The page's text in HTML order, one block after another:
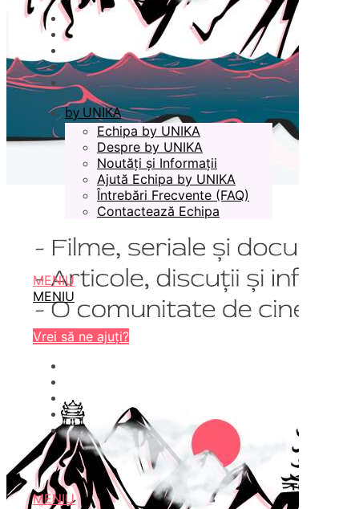
by UNIKA
Echipa by UNIKA
Despre by UNIKA
Noutăți și Informații
Ajută Echipa by UNIKA
Întrebări Frecvente (FAQ)
Contactează Echipa
MENIU
MENIU
Vrei să ne ajuți?
MENIU